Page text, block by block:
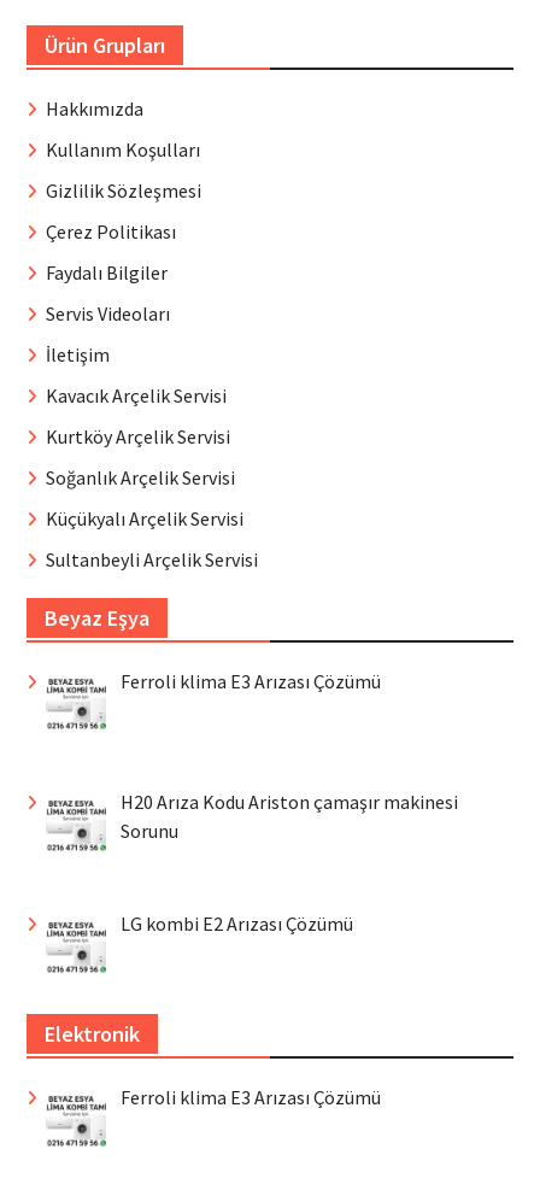
Ürün Grupları
Hakkımızda
Kullanım Koşulları
Gizlilik Sözleşmesi
Çerez Politikası
Faydalı Bilgiler
Servis Videoları
İletişim
Kavacık Arçelik Servisi
Kurtköy Arçelik Servisi
Soğanlık Arçelik Servisi
Küçükyalı Arçelik Servisi
Sultanbeyli Arçelik Servisi
Beyaz Eşya
Ferroli klima E3 Arızası Çözümü
H20 Arıza Kodu Ariston çamaşır makinesi
Sorunu
LG kombi E2 Arızası Çözümü
Elektronik
Ferroli klima E3 Arızası Çözümü